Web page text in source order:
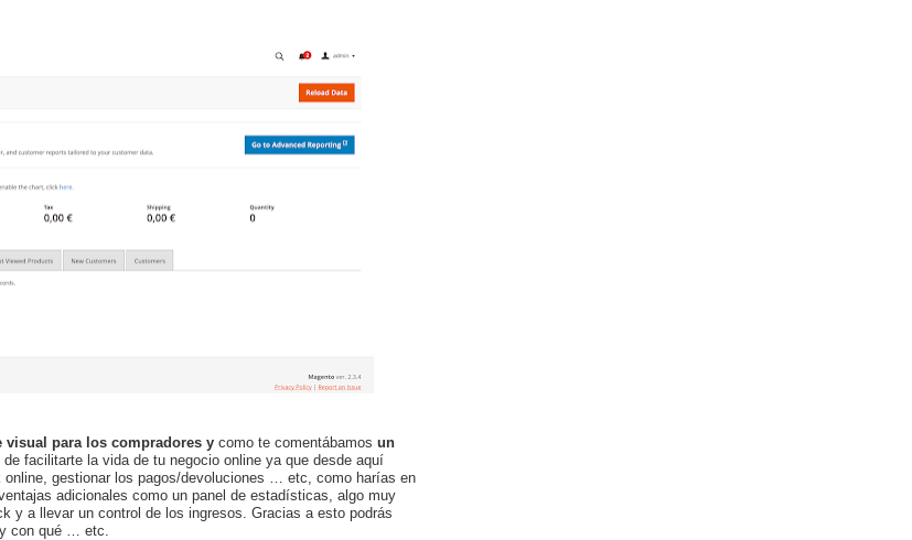
visual para los compradores y como te comentábamos un
de facilitarte la vida de tu negocio online ya que desde aquí
gestionar los pagos/devoluciones … etc, como harías en
adicionales como un panel de estadísticas, algo muy
y a llevar un control de los ingresos. Gracias a esto podrás
con qué … etc.